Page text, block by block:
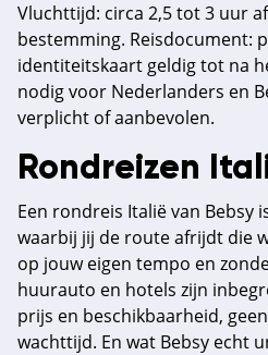
Vluchttijd: circa 2,5 tot 3 uur
bestemming. Reisdocument:
identiteitskaart geldig tot na
nodig voor Nederlanders en
verplicht of aanbevolen.
Rondreizen
Een rondreis Italië van Bebsy
waarbij jij de route afrijdt die
op jouw eigen tempo en
huurauto en hotels zijn
prijs en beschikbaarheid,
wachttijd. En wat Bebsy echt